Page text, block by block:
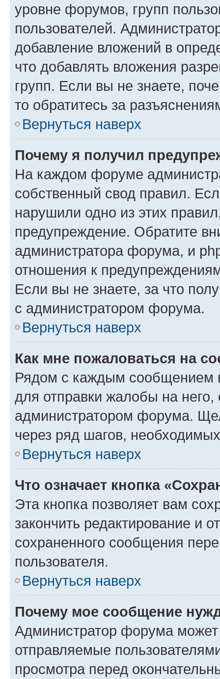
уровне форумов, групп
пользователей.
добавление вложений в
что добавлять вложения
групп. Если вы не знаете,
то обратитесь за
Вернуться наверх
Почему я получил
На каждом форуме
собственный свод правил.
нарушили одно из этих
предупреждение. Обратите
администратора форума, и
отношения к
Если вы не знаете, за что
с администратором форума.
Вернуться наверх
Как мне пожаловаться на
Рядом с каждым сообщением
для отправки жалобы на
администратором форума.
через ряд шагов,
Вернуться наверх
Что означает кнопка
Эта кнопка позволяет вам
закончить редактирование и
сохраненного сообщения
пользователя.
Вернуться наверх
Почему мое сообщение
Администратор форума
отправляемые
просмотра перед